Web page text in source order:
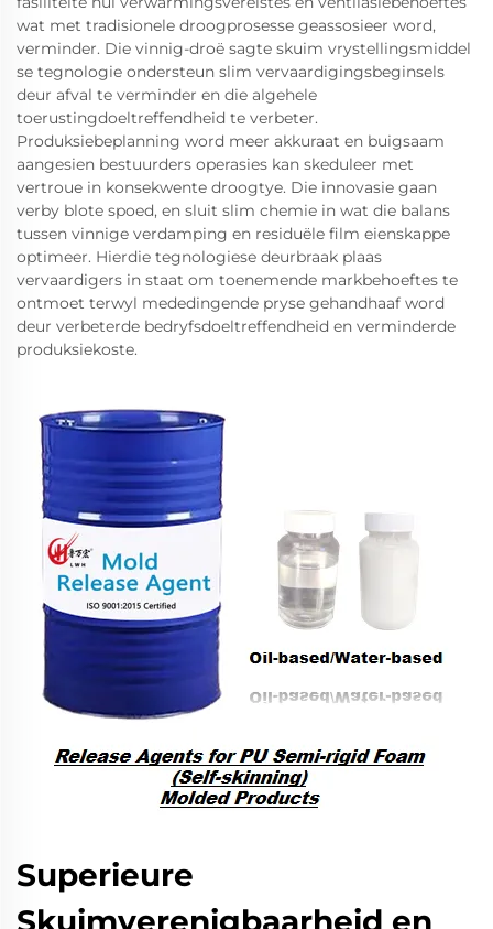
wat met tradisionele droogprosesse geassosieer word,
verminder. Die vinnig-droë sagte skuim vrystellingsmiddel
se tegnologie ondersteun slim vervaardigingsbeginsels
deur afval te verminder en die algehele
toerustingdoeltreffendheid te verbeter.
Produksiebeplanning word meer akkuraat en buigsaam
aangesien bestuurders operasies kan skeduleer met
vertroue in konsekwente droogtye. Die innovasie gaan
verby blote spoed, en sluit slim chemie in wat die balans
tussen vinnige verdamping en residuële film eienskappe
optimeer. Hierdie tegnologiese deurbraak plaas
vervaardigers in staat om toenemende markbehoeftes te
ontmoet terwyl mededingende pryse gehandhaaf word
deur verbeterde bedryfsdoeltreffendheid en verminderde
produksiekoste.
Superieure
Skuimverenigbaarheid en